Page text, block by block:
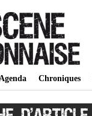
Chroniques